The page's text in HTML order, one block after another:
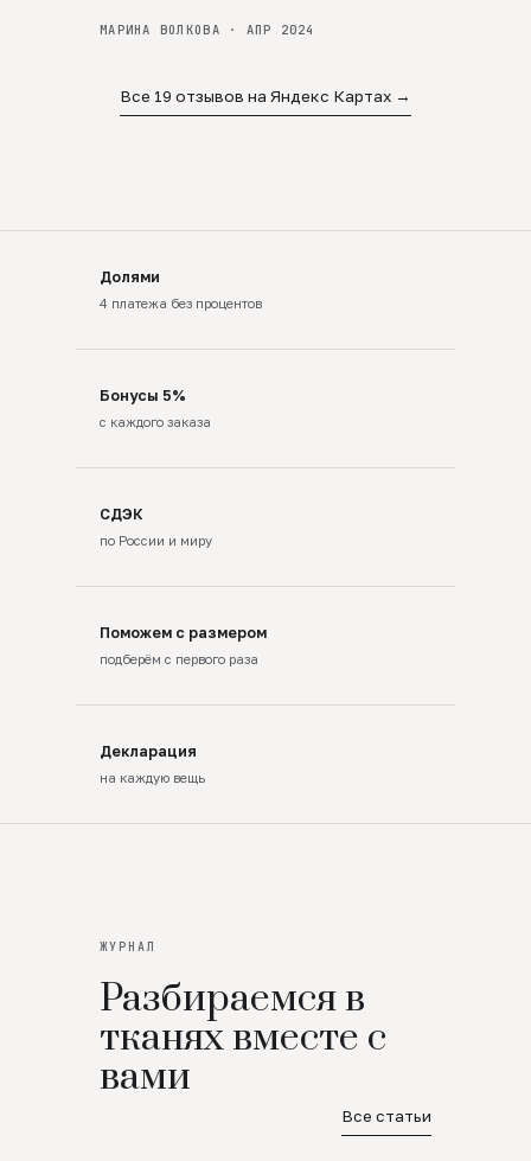
МАРИНА ВОЛКОВА · АПР 2024
Все 19 отзывов на Яндекс Картах →
Долями
4 платежа без процентов
Бонусы 5%
с каждого заказа
СДЭК
по России и миру
Поможем с размером
подберём с первого раза
Декларация
на каждую вещь
ЖУРНАЛ
Разбираемся в
тканях вместе с
вами
Все статьи